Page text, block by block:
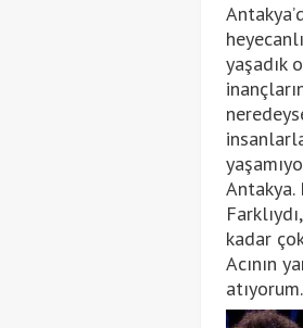
yaşadık
Antakya.
kadar
Acının